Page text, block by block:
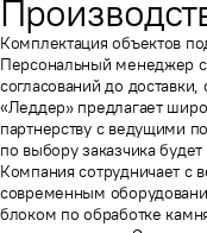
Комплектация объектов
Персональный менеджер
согласований до
«Леддер» предлагает
партнерству с ведущими
по выбору заказчика
Компания сотрудничает с
современным
блоком по обработке